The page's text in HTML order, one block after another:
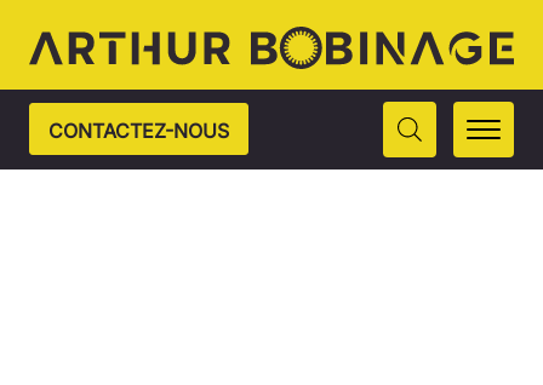
CONTACTEZ-NOUS